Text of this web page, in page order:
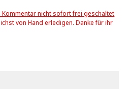
nicht sofort frei geschaltet
von Hand erledigen. Danke für ihr